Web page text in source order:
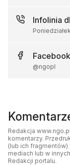
Infolinia
Facebook
@ngopl
Redakcja
komentarzy.
(lub ich
mediach lub w
Redakcji portalu.